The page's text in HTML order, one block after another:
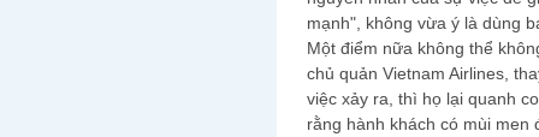
mạnh", không vừa ý là dùng
Một điểm nữa không thể
chủ quản Vietnam Airlines,
việc xảy ra, thì họ lại quanh
rằng hành khách có mùi